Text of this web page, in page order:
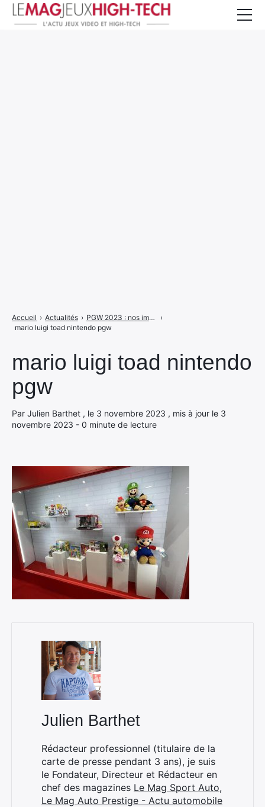
mario luigi toad nintendo
pgw
Par Julien Barthet , le 3 novembre 2023 , mis à jour le 3
novembre 2023 - 0 minute de lecture
Accueil › Actualités › PGW 2023 : nos images du salon, des stands, jeux et autres goodies
›
mario luigi toad nintendo pgw
Julien Barthet
Rédacteur professionnel (titulaire de la
carte de presse pendant 3 ans), je suis
le Fondateur, Directeur et Rédacteur en
chef des magazines Le Mag Sport Auto,
Le Mag Auto Prestige - Actu automobile